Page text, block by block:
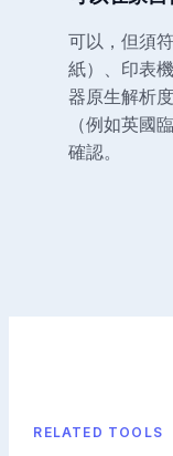
可以，但須
紙）、印表
器原生解析
（例如英國
確認。
RELATED TOOLS